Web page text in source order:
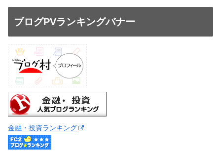
ブログPVランキングバナー
金融・投資ランキング